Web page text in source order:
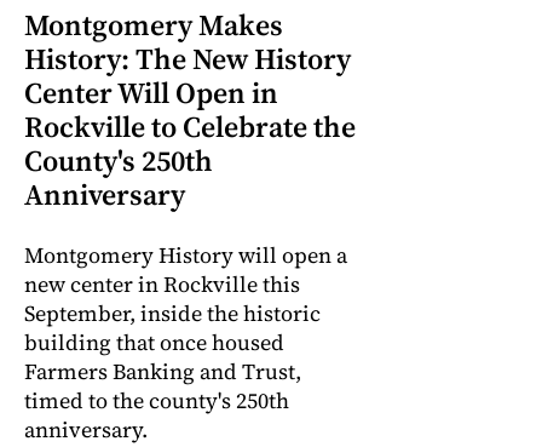
Montgomery Makes
History: The New History
Center Will Open in
Rockville to Celebrate the
County's 250th
Anniversary
Montgomery History will open a
new center in Rockville this
September, inside the historic
building that once housed
Farmers Banking and Trust,
timed to the county's 250th
anniversary.